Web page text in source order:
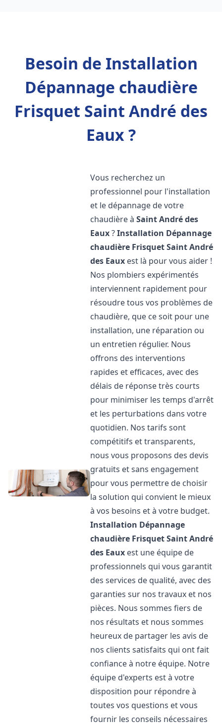
Besoin de Installation
Dépannage chaudière
Frisquet Saint André des
Eaux ?
Vous recherchez un
professionnel pour l'installation
et le dépannage de votre
chaudière àSaint André des
Eaux?Installation Dépannage
chaudière FrisquetSaint André
des Eaux est là pour vous aider !
Nos plombiers expérimentés
interviennent rapidement pour
résoudre tous vos problèmes de
chaudière, que ce soit pour une
installation, une réparation ou
un entretien régulier. Nous
offrons des interventions
rapides et efficaces, avec des
délais de réponse très courts
pour minimiser les temps d'arrêt
et les perturbations dans votre
quotidien. Nos tarifs sont
compétitifs et transparents,
nous vous proposons des devis
gratuits et sans engagement
pour vous permettre de choisir
la solution qui convient le mieux
à vos besoins et à votre budget.
Installation Dépannage
chaudière FrisquetSaint André
des Eaux est une équipe de
professionnels qui vous garantit
des services de qualité, avec des
garanties sur nos travaux et nos
pièces. Nous sommes fiers de
nos résultats et nous sommes
heureux de partager les avis de
nos clients satisfaits qui ont fait
confiance à notre équipe. Notre
équipe d'experts est à votre
disposition pour répondre à
toutes vos questions et vous
fournir les conseils nécessaires